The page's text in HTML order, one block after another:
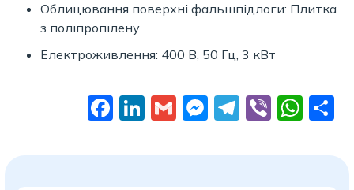
Облицювання поверхні фальшпідлоги: Плитка
з поліпропілену
Електроживлення: 400 В, 50 Гц, 3 кВт
Facebook
LinkedIn
GmailMessenger
Telegram
Viber